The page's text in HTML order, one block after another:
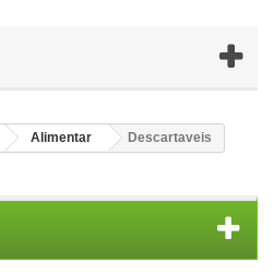
Alimentar Descartaveis